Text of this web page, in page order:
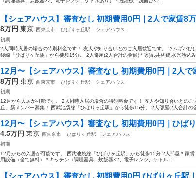
【シェアハウス】審査なし 初期費用0円｜2人で家賃8
8万円 東京 西東京市 ひばりヶ丘駅
シェアハウス
初期
2人同時入居の場合の特別料金です！ 友人や知り合いとのご入居歓迎です。 ツムギバひ
袋線「ひばりヶ丘駅」から徒歩15分。 2人部屋(2人合計の金額) * 家賃.共益費.水光熱込み
12月〜【シェアハウス】審査なし 初期費用0円｜2人で
8万円 東京 西東京市 ひばりヶ丘駅
シェアハウス
初期
12月から入居が可能です。 2人同時入居の場合の特別料金です！ 友人や知り合いとのご
丘」新メンバー募集！ 西武池袋線「ひばりヶ丘駅」から徒歩15分。 2人部屋(2人合計の
12月〜【シェアハウス】審査なし 初期費用0円｜ひば
4.5万円 東京 西東京市 ひばりヶ丘駅
シェアハウス
初期
12月からの入居が可能です。 西武池袋線「ひばりヶ丘駅」から徒歩15分 2人部屋 * 家
用設備（全て無料） * キッチン（調理器具、炊飯器×2、電子レンジ、ケトル...
【シェアハウス】審査なし 初期費用0円 ひばりヶ丘駅